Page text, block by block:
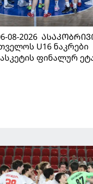
08-2026
U16 ნაკრები
ფინალურ